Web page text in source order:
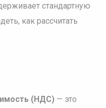
стандартную
как рассчитать
(НДС) — это